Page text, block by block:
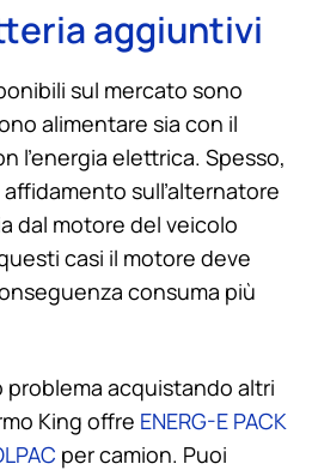
aggiuntivi
sul mercato sono
alimentare sia con il
l’energia elettrica. Spesso,
sull’alternatore
dal motore del veicolo
casi il motore deve
consuma più
problema acquistando altri
King offre ENERG-E PACK
per camion. Puoi